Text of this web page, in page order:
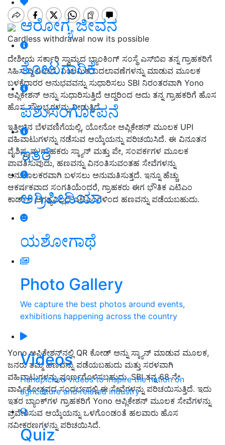
ಆರೋಗ್ಯ ಜೀವನ
ತೋಟಗಾರಿಕೆ
ಪಶುಸಂಗೋಪನೆ
ಇತರೆ
ಅಗ್ರಿಪೀಡಿಯಾ
ಯಶೋಗಾಥೆ
Photo Gallery
We capture the best photos around events,
exhibitions happening across the country
Videos
Handpicked videos to inspire the nation on
agriculture and related industry
Quiz
Cardless withdrawal now its possible
ದೇಶೀಯ ಸರ್ಕಾರಿ ಸ್ವಾಮ್ಯದ ಬ್ಯಾಂಕಿಂಗ್ ಸಂಸ್ಥೆ ಎಸ್‌ಬಿಐ ತನ್ನ ಗ್ರಾಹಕರಿಗೆ
ಸಿಹಿಸುದ್ದಿ ನೀಡಿದೆ. ನಿಯಮಿತ ಬದಲಾವಣೆಗಳನ್ನು ಮಾಡುವ ಮೂಲಕ
ಬಳಕೆದಾರರ ಅನುಭವವನ್ನು ಸುಧಾರಿಸಲು SBI ನಿರಂತರವಾಗಿ Yono
ಅಪ್ಲಿಕೇಶನ್ ಅನ್ನು ಸುಧಾರಿಸುತ್ತಿದೆ ಆದ್ದರಿಂದ ಅದು ತನ್ನ ಗ್ರಾಹಕರಿಗೆ ಹೊಸ
ಹೊಸ ಸೌಲಭ್ಯಗಳನ್ನು ನೀಡುತ್ತಿದೆ.
ಇತ್ತೀಚಿನ ಬೆಳವಣಿಗೆಯಲ್ಲಿ, ಯೋನೋ ಅಪ್ಲಿಕೇಶನ್ ಮೂಲಕ UPI
ವಹಿವಾಟುಗಳನ್ನು ನಡೆಸುವ ಆಯ್ಕೆಯನ್ನು ಪರಿಚಯಿಸಿದೆ. ಈ ವಿನೂತನ
ವೈಶಿಷ್ಟ್ಯವು ಗ್ರಾಹಕರು ಸ್ಕ್ಯಾನ್ ಮತ್ತು ಪೇ, ಸಂಪರ್ಕಗಳ ಮೂಲಕ
ಪಾವತಿಸುವುದು, ಹಣವನ್ನು ವಿನಂತಿಸುವಂತಹ ಸೇವೆಗಳನ್ನು
ಅನುಕೂಲಕರವಾಗಿ ಬಳಸಲು ಅನುಮತಿಸುತ್ತದೆ. ಇನ್ನೂ ಹೆಚ್ಚು
ಆಕರ್ಷಕವಾದ ಸಂಗತಿಯೆಂದರೆ, ಗ್ರಾಹಕರು ಈಗ ಭೌತಿಕ ಎಟಿಎಂ
ಕಾರ್ಡ್‌ನ ಅಗತ್ಯವಿಲ್ಲದೆ ಎಟಿಎಂಗಳಿಂದ ಹಣವನ್ನು ಪಡೆಯಬಹುದು.
Yono ಅಪ್ಲಿಕೇಶನ್‌ನಲ್ಲಿ QR ಕೋಡ್ ಅನ್ನು ಸ್ಕ್ಯಾನ್ ಮಾಡುವ ಮೂಲಕ,
ಜನರು ತಮ್ಮ ಹಣವನ್ನು ಪಡೆಯಬಹುದು ಮತ್ತು ಸರಳವಾಗಿ
ವಹಿವಾಟುಗಳನ್ನು ಪೂರ್ಣಗೊಳಿಸಬಹುದು. SBI ತನ್ನ 68 ನೇ
ವಾರ್ಷಿಕೋತ್ಸವದ ಸಂದರ್ಭದಲ್ಲಿ ಈ ಸೇವೆಗಳನ್ನು ಪರಿಚಯಿಸುತ್ತಿದೆ. ಇದು
ಇತರ ಬ್ಯಾಂಕ್‌ಗಳ ಗ್ರಾಹಕರಿಗೆ Yono ಅಪ್ಲಿಕೇಶನ್ ಮೂಲಕ ಸೇವೆಗಳನ್ನು
ಪ್ರವೇಶಿಸುವ ಆಯ್ಕೆಯನ್ನು ಒಳಗೊಂಡಂತೆ ಹಲವಾರು ಹೊಸ
ನವೀಕರಣಗಳನ್ನು ಪರಿಚಯಿಸಿದೆ.